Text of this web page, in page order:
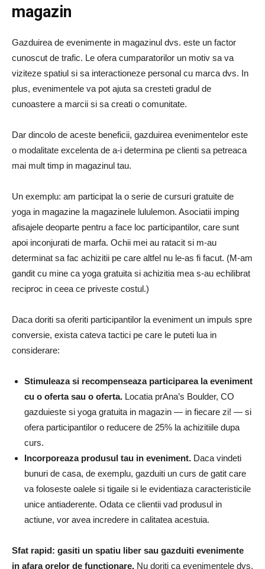
magazin
Gazduirea de evenimente in magazinul dvs. este un factor
cunoscut de trafic. Le ofera cumparatorilor un motiv sa va
viziteze spatiul si sa interactioneze personal cu marca dvs. In
plus, evenimentele va pot ajuta sa cresteti gradul de
cunoastere a marcii si sa creati o comunitate.
Dar dincolo de aceste beneficii, gazduirea evenimentelor este
o modalitate excelenta de a-i determina pe clienti sa petreaca
mai mult timp in magazinul tau.
Un exemplu: am participat la o serie de cursuri gratuite de
yoga in magazine la magazinele lululemon. Asociatii imping
afisajele deoparte pentru a face loc participantilor, care sunt
apoi inconjurati de marfa. Ochii mei au ratacit si m-au
determinat sa fac achizitii pe care altfel nu le-as fi facut. (M-am
gandit cu mine ca yoga gratuita si achizitia mea s-au echilibrat
reciproc in ceea ce priveste costul.)
Daca doriti sa oferiti participantilor la eveniment un impuls spre
conversie, exista cateva tactici pe care le puteti lua in
considerare:
Stimuleaza si recompenseaza participarea la eveniment
cu o oferta sau o oferta. Locatia prAna’s Boulder, CO
gazduieste si yoga gratuita in magazin — in fiecare zi! — si
ofera participantilor o reducere de 25% la achizitiile dupa
curs.
Incorporeaza produsul tau in eveniment. Daca vindeti
bunuri de casa, de exemplu, gazduiti un curs de gatit care
va foloseste oalele si tigaile si le evidentiaza caracteristicile
unice antiaderente. Odata ce clientii vad produsul in
actiune, vor avea incredere in calitatea acestuia.
Sfat rapid: gasiti un spatiu liber sau gazduiti evenimente
in afara orelor de functionare. Nu doriti ca evenimentele dvs.